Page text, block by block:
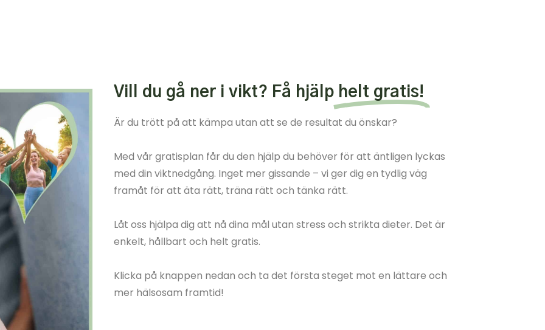
Vill du gå ner i vikt? Få hjälp helt gratis!
Är du trött på att kämpa utan att se de resultat du önskar?
Med vår gratisplan får du den hjälp du behöver för att äntligen lyckas
med din viktnedgång. Inget mer gissande – vi ger dig en tydlig väg
framåt för att äta rätt, träna rätt och tänka rätt.
Låt oss hjälpa dig att nå dina mål utan stress och strikta dieter. Det är
enkelt, hållbart och helt gratis.
Klicka på knappen nedan och ta det första steget mot en lättare och
mer hälsosam framtid!